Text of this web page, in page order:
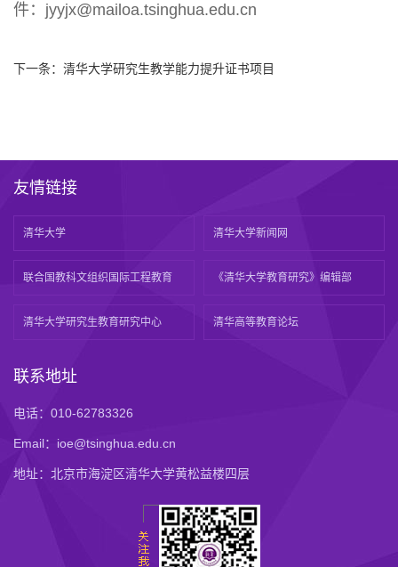
件：jyyjx@mailoa.tsinghua.edu.cn
下一条： 清华大学研究生教学能力提升证书项目
友情链接
清华大学 清华大学新闻网
联合国教科文组织国际工程教育 《清华大学教育研究》编辑部
清华大学研究生教育研究中心 清华高等教育论坛
联系地址
电话：010-62783326
Email：ioe@tsinghua.edu.cn
地址：北京市海淀区清华大学黄松益楼四层